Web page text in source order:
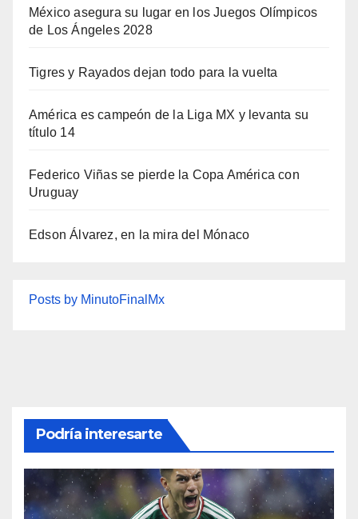
México asegura su lugar en los Juegos Olímpicos
de Los Ángeles 2028
Tigres y Rayados dejan todo para la vuelta
América es campeón de la Liga MX y levanta su
título 14
Federico Viñas se pierde la Copa América con
Uruguay
Edson Álvarez, en la mira del Mónaco
Posts by MinutoFinalMx
Podría interesarte